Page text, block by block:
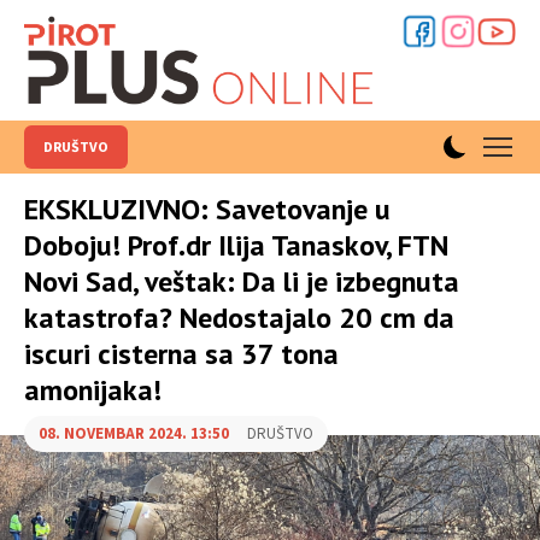
DRUŠTVO
EKSKLUZIVNO: Savetovanje u
Doboju! Prof.dr Ilija Tanaskov, FTN
Novi Sad, veštak: Da li je izbegnuta
katastrofa? Nedostajalo 20 cm da
iscuri cisterna sa 37 tona
amonijaka!
08. NOVEMBAR 2024. 13:50 DRUŠTVO